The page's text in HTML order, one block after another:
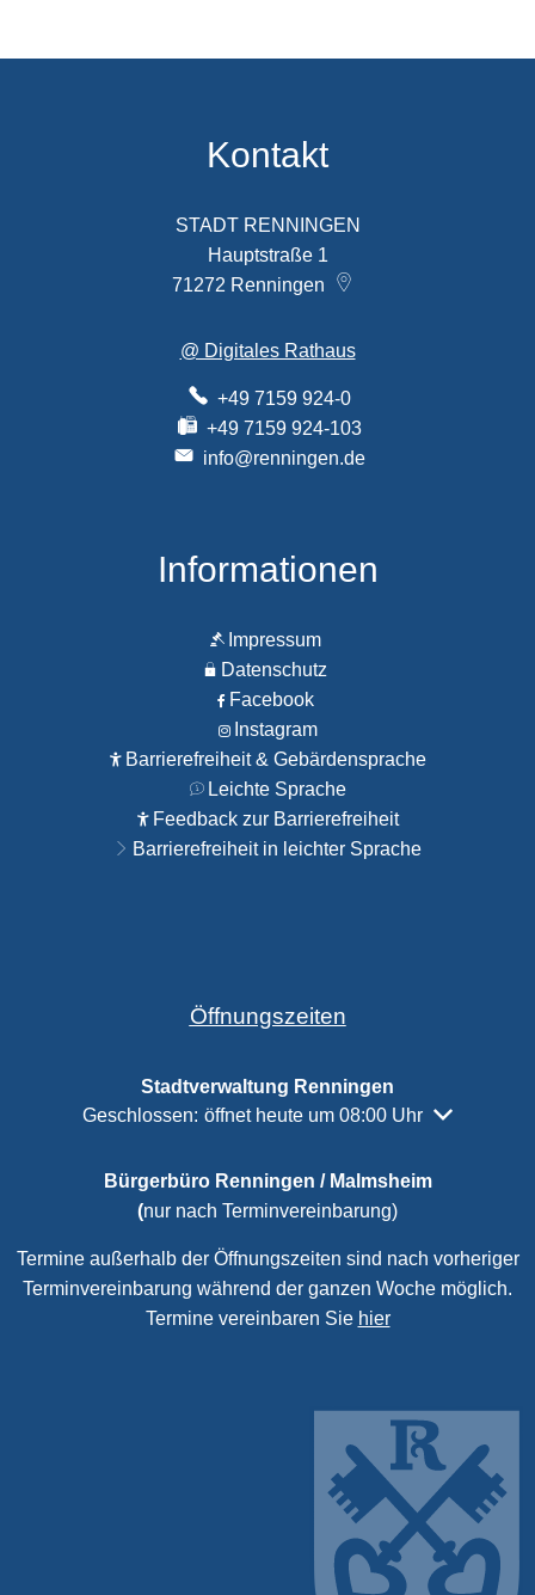
Kontakt
STADT RENNINGEN
Hauptstraße 1
71272 Renningen
@ Digitales Rathaus
+49 7159 924-0
+49 7159 924-103
info@renningen.de
Informationen
Impressum
Datenschutz
Facebook
Instagram
Barrierefreiheit & Gebärdensprache
Leichte Sprache
Feedback zur Barrierefreiheit
Barrierefreiheit in leichter Sprache
Öffnungszeiten
Stadtverwaltung Renningen
Klicken, um weitere Öffnungs- oder Schließzeiten
Geschlossen: öffnet heute um 08:00 Uhr
Bürgerbüro Renningen / Malmsheim
(nur nach Terminvereinbarung)
Termine außerhalb der Öffnungszeiten sind nach vorheriger
Terminvereinbarung während der ganzen Woche möglich.
Termine vereinbaren Sie hier